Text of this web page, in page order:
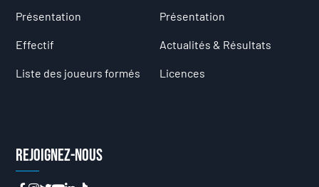
Présentation
Effectif
Liste des joueurs formés
Présentation
Actualités & Résultats
Licences
Rejoignez-nous